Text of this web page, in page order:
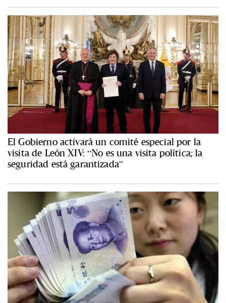
El Gobierno activará un comité especial por la
visita de León XIV: “No es una visita política; la
seguridad está garantizada”